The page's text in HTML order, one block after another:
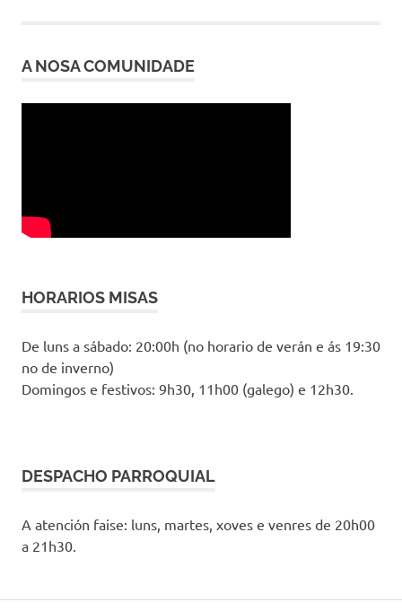
A NOSA COMUNIDADE
HORARIOS MISAS
De luns a sábado: 20:00h (no horario de verán e ás 19:30
no de inverno)
Domingos e festivos: 9h30, 11h00 (galego) e 12h30.
DESPACHO PARROQUIAL
A atención faise: luns, martes, xoves e venres de 20h00
a 21h30.